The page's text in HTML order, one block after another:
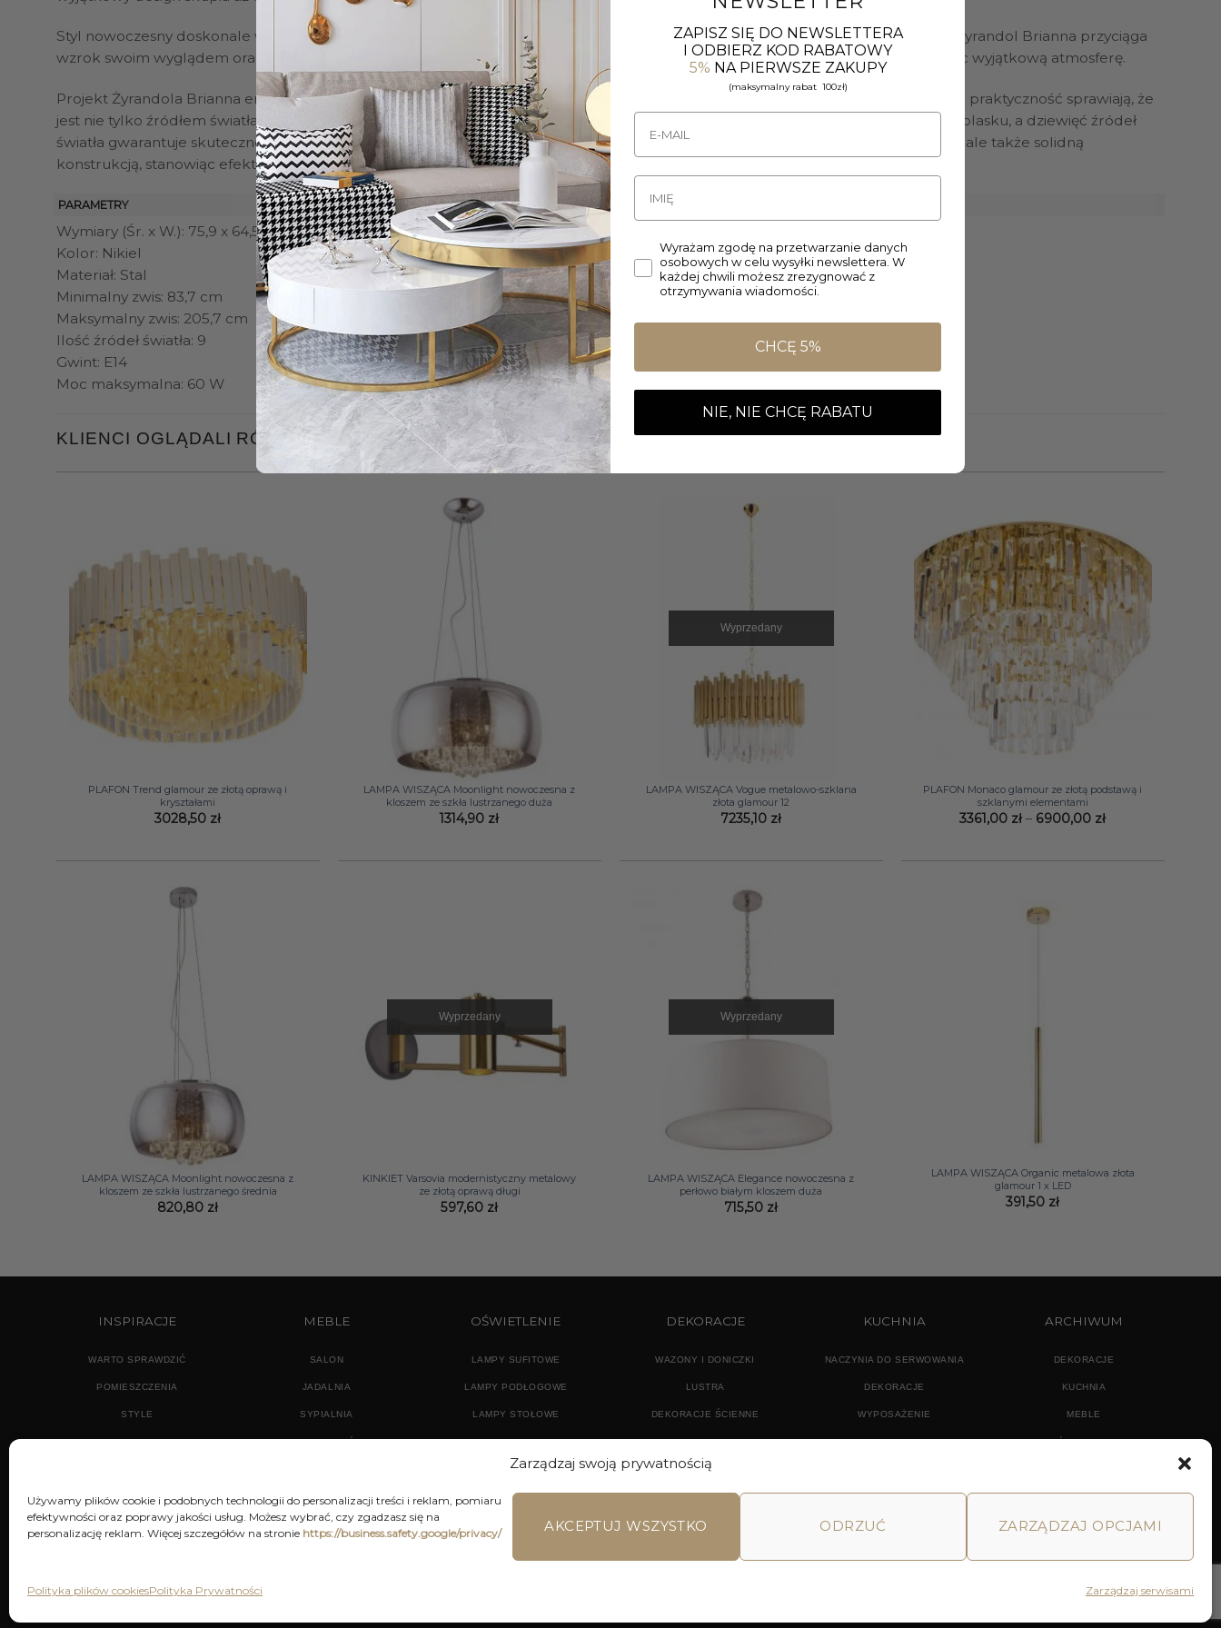
Zarządzaj swoją prywatnością
Używamy plików cookie i podobnych technologii do personalizacji treści i reklam, pomiaru
efektywności oraz poprawy jakości usług. Możesz wybrać, czy zgadzasz się na
personalizację reklam. Więcej szczegółów na stronie https://business.safety.google/privacy/
Zarządzaj serwisami
AKCEPTUJ WSZYSTKO ODRZUĆ ZARZĄDZAJ OPCJAMI
Polityka plików cookiesPolityka Prywatności
Styl nowoczesny doskonale współgra z eleganckim, niklowanym wykończeniem, tworząc harmonijną i nowatorską kompozycję. Żyrandol Brianna przyciąga
wzrok swoim wyglądem oraz funkcjonalnością. Dziewięć źródeł światła zapewnia równomierne rozproszenie oświetlenia, tworząc wyjątkową atmosferę.
Projekt Żyrandola Brianna emanuje nowoczesnym stylem, który idealnie pasuje do różnych przestrzeni. Jego imponujący wygląd i praktyczność sprawiają, że
jest nie tylko źródłem światła, ale również znakomitym elementem dekoracyjnym. Wykończenie niklowane dodaje wyjątkowego blasku, a dziewięć źródeł
światła gwarantuje skuteczne doświetlenie całego pomieszczenia. Żyrandol Brianna wyróżnia się nie tylko wyjątkowym designem, ale także solidną
konstrukcją, stanowiąc efektowny punkt centralny każdego wnętrza.
PARAMETRY
Wymiary (Śr. x W.): 75,9 x 64,5 cm
Kolor: Nikiel
Materiał: Stal
Minimalny zwis: 83,7 cm
Maksymalny zwis: 205,7 cm
Ilość źródeł światła: 9
Gwint: E14
Moc maksymalna: 60 W
KLIENCI OGLĄDALI RÓWNIEŻ
PLAFON Trend glamour ze złotą oprawą i
kryształami
3028,50 zł
LAMPA WISZĄCA Moonlight nowoczesna z
kloszem ze szkła lustrzanego duża
1314,90 zł
Wyprzedany
LAMPA WISZĄCA Vogue metalowo-szklana
złota glamour 12
7235,10 zł
PLAFON Monaco glamour ze złotą podstawą i
szklanymi elementami
3361,00 zł – 6900,00 złZakres
do
LAMPA WISZĄCA Moonlight nowoczesna z
kloszem ze szkła lustrzanego średnia
820,80 zł
Wyprzedany
KINKIET Varsovia modernistyczny metalowy
ze złotą oprawą długi
597,60 zł
Wyprzedany
LAMPA WISZĄCA Elegance nowoczesna z
perłowo białym kloszem duża
715,50 zł
LAMPA WISZĄCA Organic metalowa złota
glamour 1 x LED
391,50 zł
INSPIRACJE
WARTO SPRAWDZIĆ
POMIESZCZENIA
STYLE
MEBLE
SALON
JADALNIA
SYPIALNIA
PRZEDPOKÓJ
OŚWIETLENIE
LAMPY SUFITOWE
LAMPY PODŁOGOWE
LAMPY STOŁOWE
KINKIETY
DEKORACJE
WAZONY I DONICZKI
LUSTRA
DEKORACJE ŚCIENNE
AKCESORIA ŁAZIENKOWE
TEKSTYLIA
KUCHNIA
NACZYNIA DO SERWOWANIA
DEKORACJE
WYPOSAŻENIE
ARCHIWUM
DEKORACJE
KUCHNIA
MEBLE
OŚWIETLENIE
ZAPISZ SIĘ DO NEWSLETTERA
I ODBIERZ KOD RABATOWY
5% NA PIERWSZE ZAKUPY
(maksymalny rabat 100zł)
Wyrażam zgodę na przetwarzanie danych
osobowych w celu wysyłki newslettera. W
każdej chwili możesz zrezygnować z
otrzymywania wiadomości.
CHCĘ 5%
NIE, NIE CHCĘ RABATU